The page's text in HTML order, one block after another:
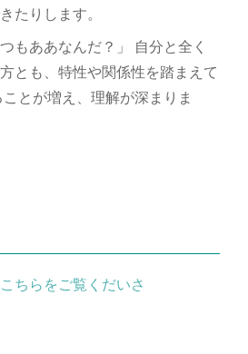
たりします。
もああなんだ？」 自分と全く
とも、特性や関係性を踏まえて
とが増え、理解が深まりま
ちらをご覧くだいさ